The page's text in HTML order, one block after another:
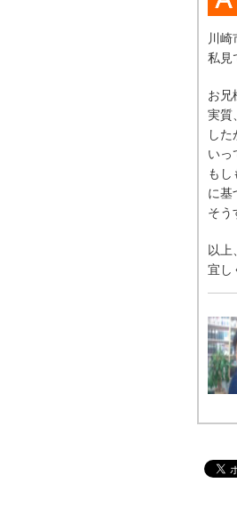
川崎
私見
お兄
実質
し
いっ
もし
に基
そう
以上
宜し